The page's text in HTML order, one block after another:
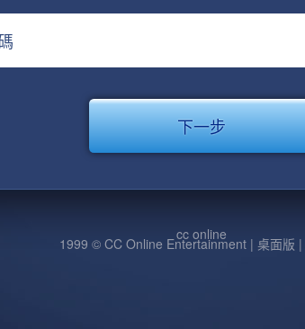
cc online
1999 © CC Online Entertainment | 桌面版 |